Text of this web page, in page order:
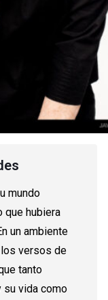
mundo
que hubiera
un ambiente
versos de
tanto
su vida como